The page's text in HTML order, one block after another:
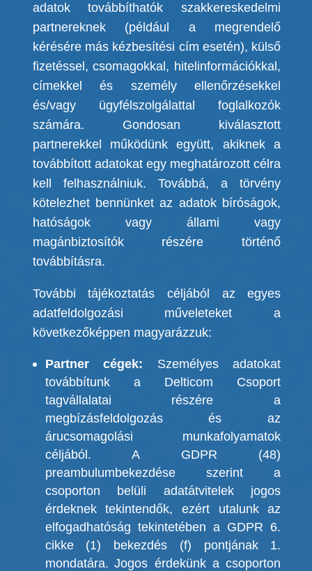
adatok továbbíthatók szakkereskedelmi
partnereknek (például a megrendelő
kérésére más kézbesítési cím esetén), külső
fizetéssel, csomagokkal, hitelinformációkkal,
címekkel és személy ellenőrzésekkel
és/vagy ügyfélszolgálattal foglalkozók
számára.
Gondosan kiválasztott
partnerekkel működünk együtt, akiknek a
továbbított adatokat egy meghatározott célra
kell felhasználniuk.
Továbbá, a törvény
kötelezhet bennünket az adatok bíróságok,
hatóságok vagy állami vagy
magánbiztosítók részére történő
továbbításra.
További tájékoztatás céljából az egyes
adatfeldolgozási műveleteket a
következőképpen magyarázzuk:
Partner cégek: Személyes adatokat
továbbítunk a Delticom Csoport
tagvállalatai részére a
megbízásfeldolgozás és az
árucsomagolási munkafolyamatok
céljából. A GDPR (48)
preambulumbekezdése szerint a
csoporton belüli adatátvitelek jogos
érdeknek tekintendők, ezért utalunk az
elfogadhatóság tekintetében a GDPR 6.
cikke (1) bekezdés (f) pontjának 1.
mondatára. Jogos érdekünk a csoporton